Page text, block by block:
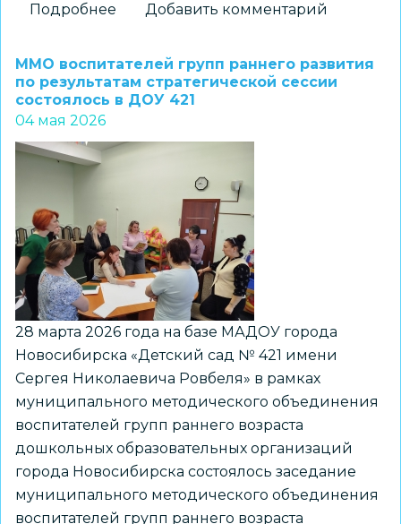
Подробнее
работы
и
перспективы
деятельности
воспитателей
детских
садов
Добавить комментарий
ММО воспитателей групп раннего развития
по результатам стратегической сессии
состоялось в ДОУ 421
04 мая 2026
28 марта 2026 года на базе МАДОУ города
Новосибирска «Детский сад № 421 имени
Сергея Николаевича Ровбеля» в рамках
муниципального методического объединения
воспитателей групп раннего возраста
дошкольных образовательных организаций
города Новосибирска состоялось заседание
муниципального методического объединения
воспитателей групп раннего возраста